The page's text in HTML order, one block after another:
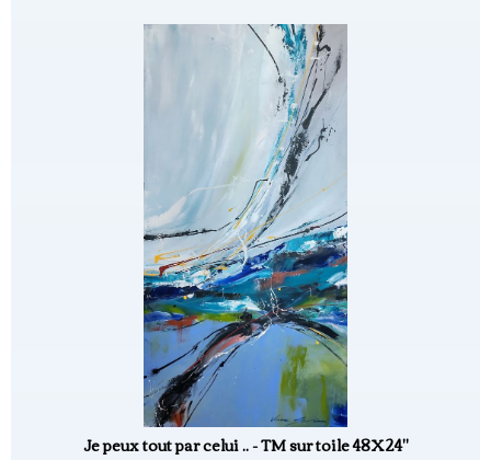
Je peux tout par celui .. - TM sur toile 48X24"